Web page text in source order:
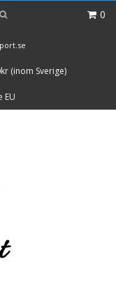
0
(inom Sverige)
EU